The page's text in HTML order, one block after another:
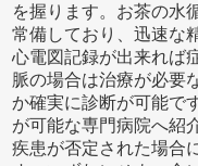
を握ります。お茶の水
常備しており、迅速な
心電図記録が出来れば
脈の場合は治療が必要
か確実に診断が可能で
が可能な専門病院へ紹
疾患が否定された場合